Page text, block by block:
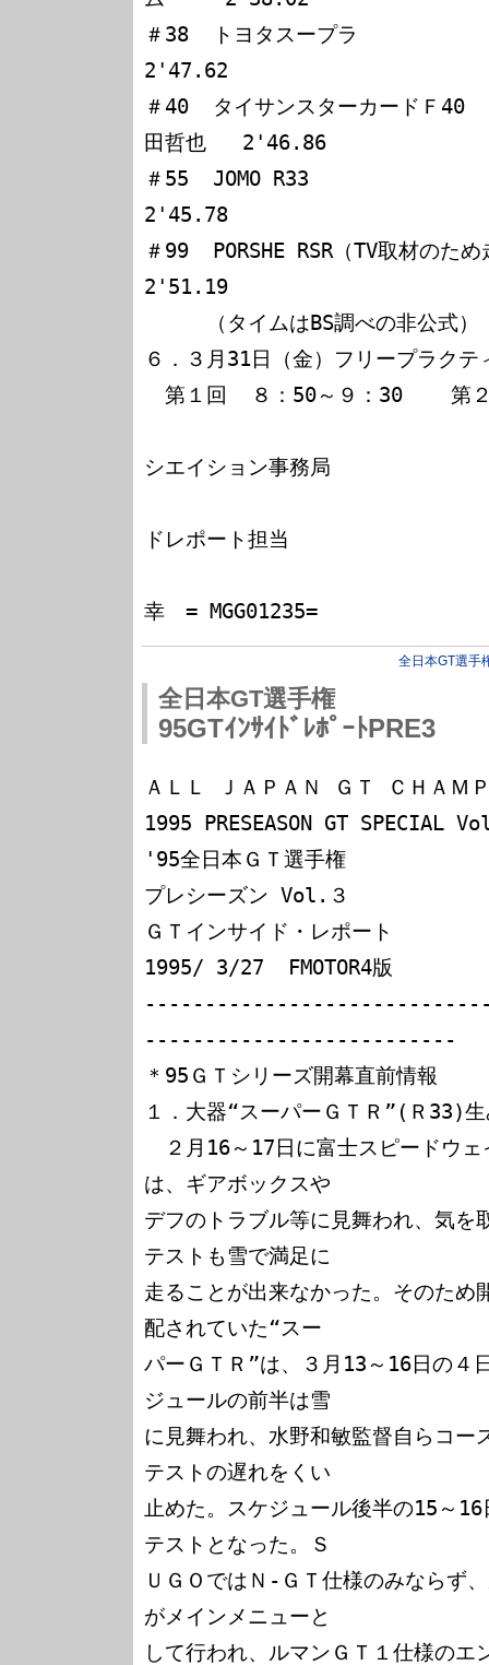
＃38  トヨタスープラ　　　
2'47.62
＃40  タイサンスターカードＦ
田哲也   2'46.86
＃55  JOMO R33　　
2'45.78
＃99  PORSHE RSR（TV取材のた
2'51.19
（タイムはBS調べの非公式）
６．３月31日（金）フリープラクテ
第１回  ８：50～９：30    第
シエイション事務局
ドレポート担当
全日本GT選手
全日本GT選手権
95GTｲﾝｻｲﾄﾞﾚﾎﾟｰﾄPRE3
ＡＬＬ ＪＡＰＡＮ ＧＴ ＣＨＡＭ
1995 PRESEASON GT SPECIAL
'95全日本ＧＴ選手権
プレシーズン Vol.３
ＧＴインサイド・レポート
1995/ 3/27  FMOTOR4版
--------------------------
＊95ＧＴシリーズ開幕直前情報
１．大器“スーパーＧＴＲ”(Ｒ33)
２月16～17日に富士スピードウェ
は、ギアボックスや
デフのトラブル等に見舞われ、気を
テストも雪で満足に
走ることが出来なかった。そのため
配されていた“スー
パーＧＴＲ”は、３月13～16日の４
ジュールの前半は雪
に見舞われ、水野和敏監督自らコ
テストの遅れをくい
止めた。スケジュール後半の15～
テストとなった。Ｓ
ＵＧＯではＮ-ＧＴ仕様のみならず
がメインメニューと
して行われ、ルマンＧＴ１仕様のエ